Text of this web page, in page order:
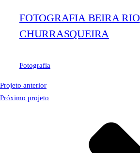
FOTOGRAFIA BEIRA RIO
CHURRASQUEIRA
Fotografia
Projeto anterior
Próximo projeto